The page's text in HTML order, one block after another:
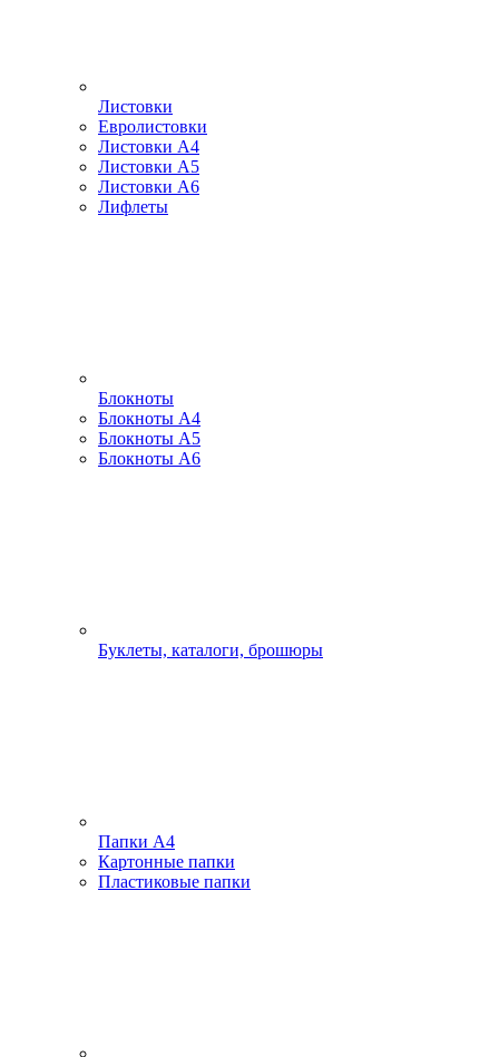
Листовки
Евролистовки
Листовки А4
Листовки А5
Листовки А6
Лифлеты
Блокноты
Блокноты А4
Блокноты А5
Блокноты А6
Буклеты, каталоги, брошюры
Папки А4
Картонные папки
Пластиковые папки